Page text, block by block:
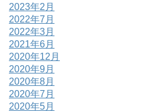
2023年2月
2022年7月
2022年3月
2021年6月
2020年12月
2020年9月
2020年8月
2020年7月
2020年5月